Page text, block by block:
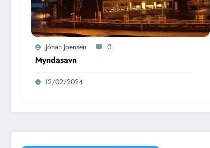
Jóhan Joensen 0
Myndasavn
12/02/2024